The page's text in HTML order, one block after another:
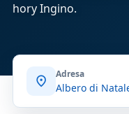
hory Ingino.
location_on Adresa
Albero di